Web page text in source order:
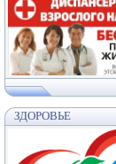
ЗДОРОВЬЕ